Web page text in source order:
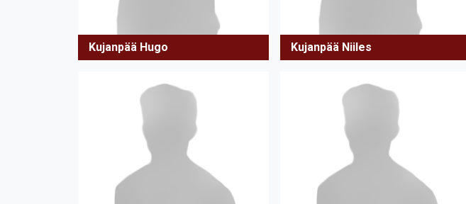
Kujanpää Hugo Kujanpää Niiles